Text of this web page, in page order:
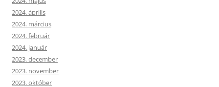
2024. április
2024. március
2024. február
2024. január
2023. december
2023. november
2023. október